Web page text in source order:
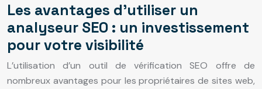
Les avantages d’utiliser un
analyseur SEO : un investissement
pour votre visibilité
L’utilisation d’un outil de vérification SEO offre de
nombreux avantages pour les propriétaires de sites web,